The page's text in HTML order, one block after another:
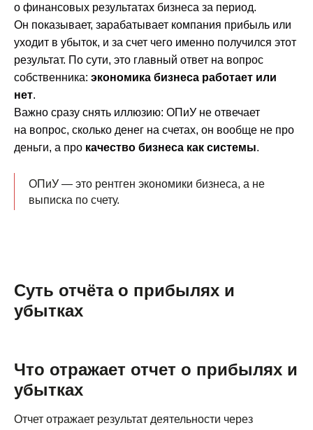
о финансовых результатах бизнеса за период.
Он показывает, зарабатывает компания прибыль или
уходит в убыток, и за счет чего именно получился этот
результат. По сути, это главный ответ на вопрос
собственника: экономика бизнеса работает или
нет.
Важно сразу снять иллюзию: ОПиУ не отвечает
на вопрос, сколько денег на счетах, он вообще не про
деньги, а про качество бизнеса как системы.
ОПиУ — это рентген экономики бизнеса, а не
выписка по счету.
Суть отчёта о прибылях и
убытках
Что отражает отчет о прибылях и
убытках
Отчет отражает результат деятельности через